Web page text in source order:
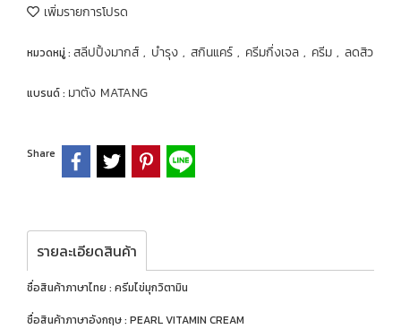
เพิ่มรายการโปรด
หมวดหมู่ : สลีปปิ้งมากส์ , บำรุง , สกินแคร์ , ครีมกึ่งเจล , ครีม , ลดสิว
แบรนด์ : มาตัง MATANG
Share
รายละเอียดสินค้า
ชื่อสินค้าภาษาไทย : ครีมไข่มุกวิตามิน
ชื่อสินค้าภาษาอังกฤษ : PEARL VITAMIN CREAM